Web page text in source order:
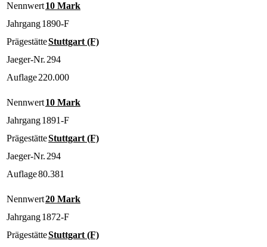
Nennwert10 Mark
Jahrgang1890-F
PrägestätteStuttgart (F)
Jaeger-Nr. 294
Auflage220.000
Nennwert10 Mark
Jahrgang1891-F
PrägestätteStuttgart (F)
Jaeger-Nr. 294
Auflage80.381
Nennwert20 Mark
Jahrgang1872-F
PrägestätteStuttgart (F)